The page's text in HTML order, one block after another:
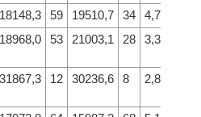
18148,3 59 19510,7 34 4,7
18968,0 53 21003,1 28 3,3
31867,3 12 30236,6 8 2,8